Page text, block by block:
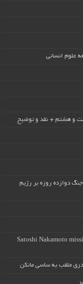
علوم انسانی
و هشتم + نقد و توضیح
دوازده روزه بر رژیم
Satoshi Nakamoto
ملقب به ساسی مانکن